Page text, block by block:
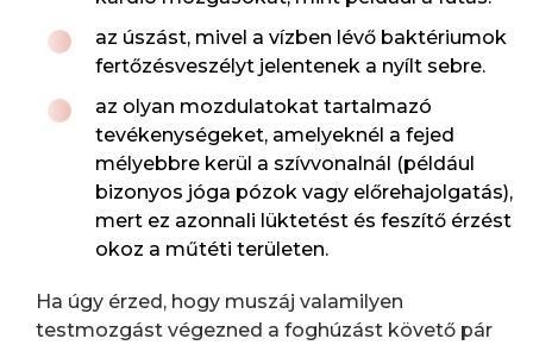
az úszást, mivel a vízben lévő baktériumok
fertőzésveszélyt jelentenek a nyílt sebre.
az olyan mozdulatokat tartalmazó
tevékenységeket, amelyeknél a fejed
mélyebbre kerül a szívvonalnál (például
bizonyos jóga pózok vagy előrehajolgatás),
mert ez azonnali lüktetést és feszítő érzést
okoz a műtéti területen.
Ha úgy érzed, hogy muszáj valamilyen
testmozgást végezned a foghúzást követő pár